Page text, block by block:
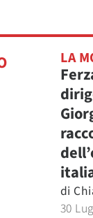
LA
di
30